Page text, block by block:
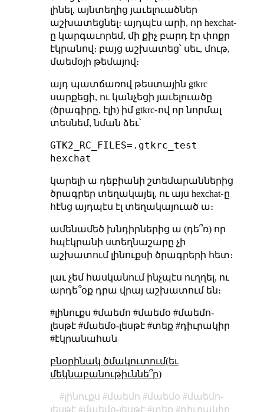
լինել, այնտեղից յաւելուածներ
աշխատեցնել։ այդպէս արի, որ hexchat֊
ը կարգաւորեմ, մի քիչ բարդ էր փոքր
էկրանով։ բայց աշխատեց՝ սեւ, մութ,
մաեմօյի թեմայով։
այդ պատճառով թեստային gtkrc
սարքեցի, ու կանչեցի յաւելուածը
(ծրագիրը, էլի) իմ gtkrc֊ով որ նորմալ
տեսնեմ, նման ձեւ՝
GTK2_RC_FILES=.gtkrc_test
hexchat
կարելի ա դեբիանի շտեմարաններից
ծրագրեր տեղակայել, ու այս hexchat֊ը
հէնց այդպէս էլ տեղակայուած ա։
ամենամեծ խնդիրներից ա (դե՞ռ) որ
հպէկրանի ստեղնաշարը չի
աշխատում լինուքսի ծրագրերի հետ։
լաւ չեմ հասկանում ինչպէս ուղղել, ու
արդե՞օք դրա վրայ աշխատում են։
#լինուքս #մաեմո #մաեմօ #մաեմո-
լեսթէ #մաեմօ-լեսթէ #տեք #դիւրակիր
#էկրանահան
բնօրինակ ծմակուտում(եւ
մեկնաբանութիւննե՞ր)
լինուքս մաեմո մաեմօ
մաեմո-
լեսթէ
մաեմօ-լեսթէ տեք դիւրակիր